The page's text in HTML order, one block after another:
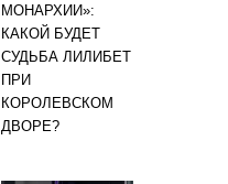
МОНАРХИИ»:
КАКОЙ БУДЕТ
СУДЬБА ЛИЛИБЕТ
ПРИ
КОРОЛЕВСКОМ
ДВОРЕ?